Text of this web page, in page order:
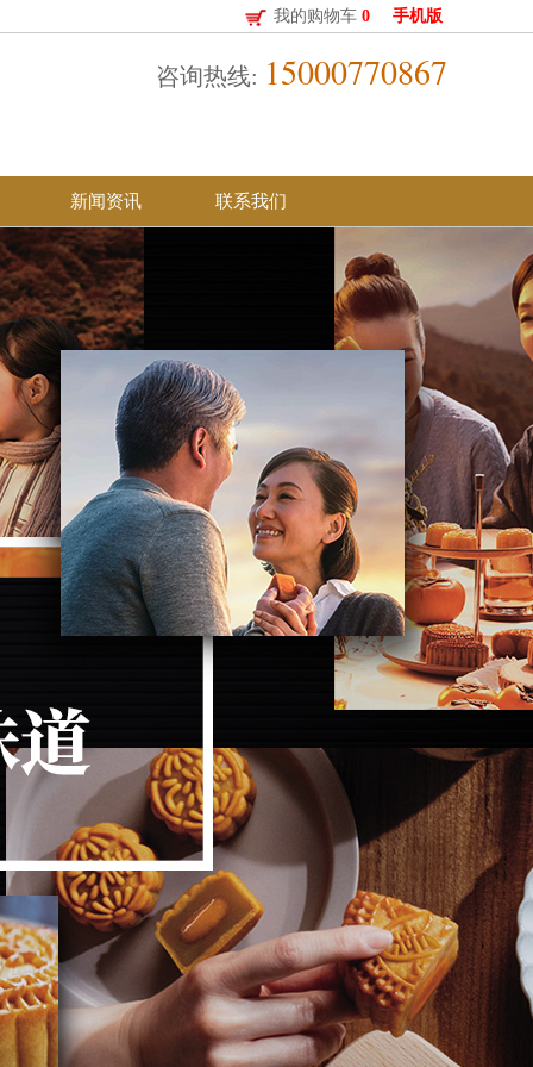
我的购物车 0 手机版
咨询热线: 15000770867
新闻资讯 联系我们